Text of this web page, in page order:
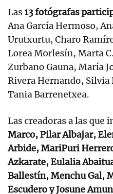
Las13 fotógrafas
Ana García Hermoso,
Urutxurtu, Charo
Lorea Morlesín, Marta
Zurbano Gauna, María
Rivera Hernando, Silvia
Tania Barrenetxea.
Las creadoras a las que
Marco, Pilar Albajar,
Arbide, MariPuri
Azkarate, Eulalia
Ballestín, Menchu Gal,
Escudero y Josune